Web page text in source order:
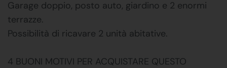
Garage doppio, posto auto, giardino e 2 enormi
terrazze.
Possibilità di ricavare 2 unità abitative.
4 BUONI MOTIVI PER ACQUISTARE QUESTO